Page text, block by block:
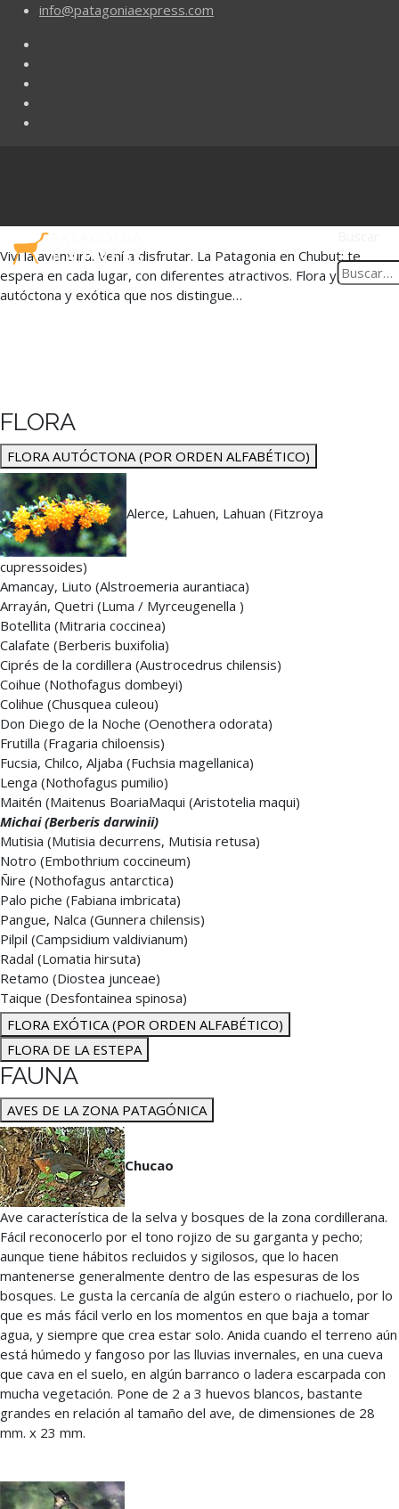
info@patagoniaexpress.com
Viví la aventura. Vení a disfrutar. La Patagonia en Chubut: te
espera en cada lugar, con diferentes atractivos. Flora y Fauna
autóctona y exótica que nos distingue…
FLORA
FLORA AUTÓCTONA (POR ORDEN ALFABÉTICO)
Alerce, Lahuen, Lahuan (Fitzroya
cupressoides)
Amancay, Liuto (Alstroemeria aurantiaca)
Arrayán, Quetri (Luma / Myrceugenella )
Botellita (Mitraria coccinea)
Calafate (Berberis buxifolia)
Ciprés de la cordillera (Austrocedrus chilensis)
Coihue (Nothofagus dombeyi)
Colihue (Chusquea culeou)
Don Diego de la Noche (Oenothera odorata)
Frutilla (Fragaria chiloensis)
Fucsia, Chilco, Aljaba (Fuchsia magellanica)
Lenga (Nothofagus pumilio)
Maitén (Maitenus BoariaMaqui (Aristotelia maqui)
Michai (Berberis darwinii)
Mutisia (Mutisia decurrens, Mutisia retusa)
Notro (Embothrium coccineum)
Ñire (Nothofagus antarctica)
Palo piche (Fabiana imbricata)
Pangue, Nalca (Gunnera chilensis)
Pilpil (Campsidium valdivianum)
Radal (Lomatia hirsuta)
Retamo (Diostea junceae)
Taique (Desfontainea spinosa)
FLORA EXÓTICA (POR ORDEN ALFABÉTICO)
FLORA DE LA ESTEPA
FAUNA
AVES DE LA ZONA PATAGÓNICA
Chucao
Ave característica de la selva y bosques de la zona cordillerana.
Fácil reconocerlo por el tono rojizo de su garganta y pecho;
aunque tiene hábitos recluidos y sigilosos, que lo hacen
mantenerse generalmente dentro de las espesuras de los
bosques. Le gusta la cercanía de algún estero o riachuelo, por lo
que es más fácil verlo en los momentos en que baja a tomar
agua, y siempre que crea estar solo. Anida cuando el terreno aún
está húmedo y fangoso por las lluvias invernales, en una cueva
que cava en el suelo, en algún barranco o ladera escarpada con
mucha vegetación. Pone de 2 a 3 huevos blancos, bastante
grandes en relación al tamaño del ave, de dimensiones de 28
mm. x 23 mm.